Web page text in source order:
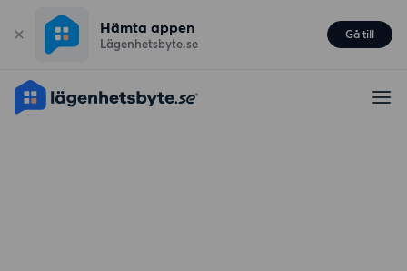
Hämta appen
Lägenhetsbyte.se
Gå till